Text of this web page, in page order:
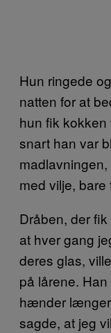
Hun ringede
natten for at
hun fik kokken
snart han var
med vilje,
Dråben, der
at hver gang
deres glas,
på lårene.
hænder
sagde, at jeg